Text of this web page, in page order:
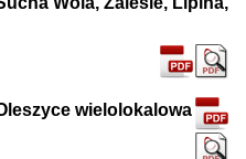
wielolokalowa